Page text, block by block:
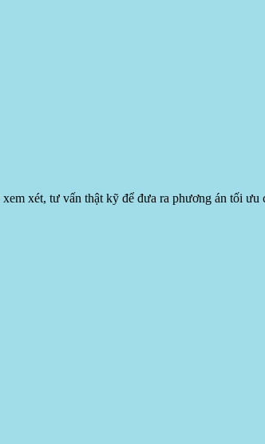
xét, tư vấn thật kỹ để đưa ra phương án tối